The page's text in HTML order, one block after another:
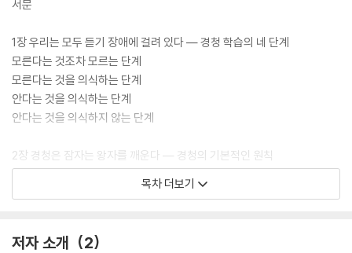
기 위해서, 모든 의사소통에 있어 최대의 효과를 내기 위해서는 듣기가 전
인식하고 경계하는 가운데 대화 상대자에게 최대한 귀를 기울이며 각자의
듣기와 관찰, 집중, 기억 능력을 재정비할 필요가 있다. 《나도 내 말을 잘 들
어주는 사람이 좋다》에서는 원활한 의사소통의 핵심인 듣기의 구조를 살
펴보고, 새롭고 제대로 된 ‘듣기 능력’을 획득할 방법을 제시한다.
서문
1장 우리는 모두 듣기 장애에 걸려 있다 ― 경청 학습의 네 단계
모른다는 것조차 모르는 단계
모른다는 것을 의식하는 단계
안다는 것을 의식하는 단계
안다는 것을 의식하지 않는 단계
2장 경청은 잠자는 왕자를 깨운다 ― 경청의 기본적인 원칙
우리는 모두 자기중심적이다
우리의 세계관은 주관적일 수밖에 없다
목차 더보기
저자 소개 2